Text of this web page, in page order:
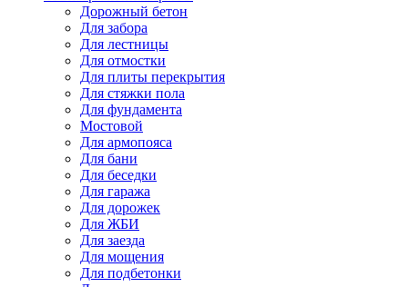
Дорожный бетон
Для забора
Для лестницы
Для отмостки
Для плиты перекрытия
Для стяжки пола
Для фундамента
Мостовой
Для армопояса
Для бани
Для беседки
Для гаража
Для дорожек
Для ЖБИ
Для заезда
Для мощения
Для подбетонки